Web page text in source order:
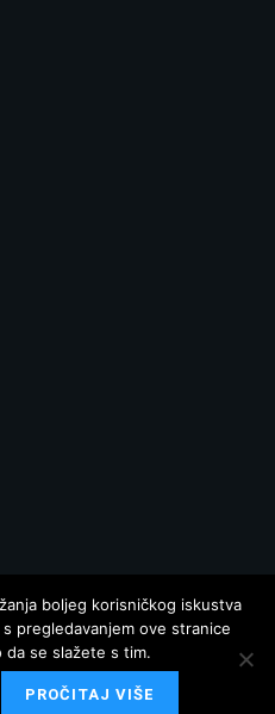
boljeg korisničkog iskustva
pregledavanjem ove stranice
se slažete s tim.
PROČITAJ VIŠE